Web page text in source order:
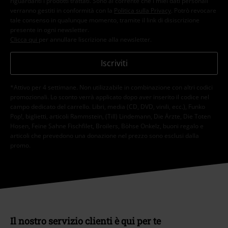
verranno gestiti in conformità con la
Politica sulla Privacy
. Potrò revocare
tale consenso in qualunque momento, tramite il link di disiscrizione
presente in ogni newsletter.
Clicca qui per annullare liscrizione alla newsletter.
Iscriviti
*Attivo per 4 settimane. Non utilizzabile in combinazione con altri codici
promozionali. Lo sconto verrà applicato dopo aver inserito il codice nel
campo dedicato del carrello. Libri, media (CD, DVD, vinili, ecc.), Funko
Pop!, biglietti, articoli Rammstein, (Till) Lindemann, Die Ärzte, Die Toten
Hosen, Feine Sahne Fischfilet, Broilers, Böhse Onkelz, buoni regalo e
articoli che prevedono una donazione nel prezzo sono esclusi dalla
promo.
Il nostro servizio clienti è qui per te